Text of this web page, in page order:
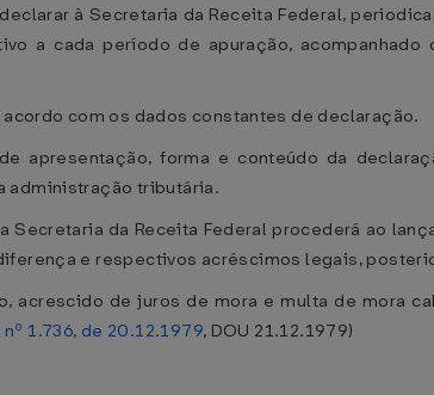
à Secretaria da Receita Federal,
a cada período de apuração,
com os dados constantes de declaração.
apresentação, forma e conteúdo da
administração tributária.
da Receita Federal procederá ao
e respectivos acréscimos legais,
acrescido de juros de mora e multa de mora
1.736, de 20.12.1979, DOU 21.12.1979)